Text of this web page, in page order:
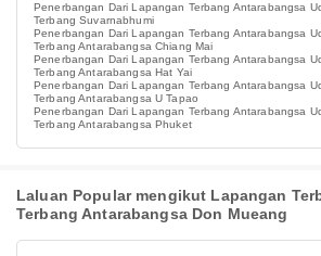
Penerbangan Dari Lapangan Terbang Antarabangsa
Terbang Suvarnabhumi
Penerbangan Dari Lapangan Terbang Antarabangsa
Terbang Antarabangsa Chiang Mai
Penerbangan Dari Lapangan Terbang Antarabangsa
Terbang Antarabangsa Hat Yai
Penerbangan Dari Lapangan Terbang Antarabangsa
Terbang Antarabangsa U Tapao
Penerbangan Dari Lapangan Terbang Antarabangsa
Terbang Antarabangsa Phuket
Laluan Popular mengikut Lapangan
Terbang Antarabangsa Don Mueang